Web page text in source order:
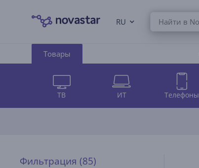
RU
Товары
ТВ ИТ Телефоны
Фильтрация (85)